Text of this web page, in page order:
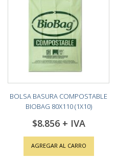
BOLSA BASURA COMPOSTABLE
BIOBAG 80X110 (1X10)
$8.856
AGREGAR AL CARRO